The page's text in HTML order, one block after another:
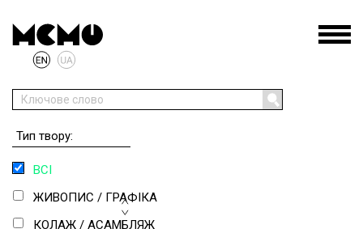
Тип твору:
ВСІ
ЖИВОПИС / ГРАФІКА
КОЛАЖ / АСАМБЛЯЖ